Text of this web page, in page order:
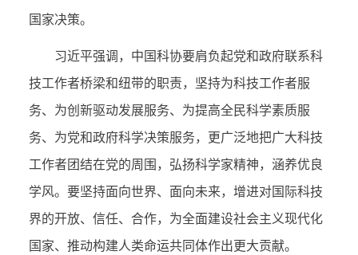
国家决策。
习近平强调，中国科协要肩负起党和政府联系科
技工作者桥梁和纽带的职责，坚持为科技工作者服
务、为创新驱动发展服务、为提高全民科学素质服
务、为党和政府科学决策服务，更广泛地把广大科技
工作者团结在党的周围，弘扬科学家精神，涵养优良
学风。要坚持面向世界、面向未来，增进对国际科技
界的开放、信任、合作，为全面建设社会主义现代化
国家、推动构建人类命运共同体作出更大贡献。